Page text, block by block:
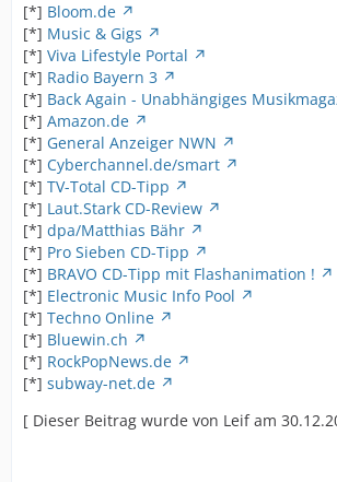
[*] Bloom.de
[*] Music & Gigs
[*] Viva Lifestyle Portal
[*] Radio Bayern 3
[*] Back Again - Unabhängiges
[*] Amazon.de
[*] General Anzeiger NWN
[*] Cyberchannel.de/smart
[*] TV-Total CD-Tipp
[*] Laut.Stark CD-Review
[*] dpa/Matthias Bähr
[*] Pro Sieben CD-Tipp
[*] BRAVO CD-Tipp mit Flashanimation !
[*] Electronic Music Info Pool
[*] Techno Online
[*] Bluewin.ch
[*] RockPopNews.de
[*] subway-net.de
[ Dieser Beitrag wurde von Leif am